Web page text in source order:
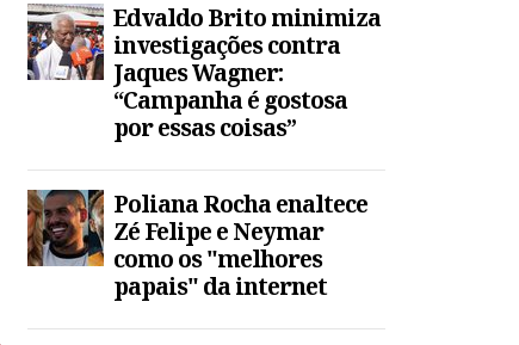
Edvaldo Brito minimiza
investigações contra
Jaques Wagner:
“Campanha é gostosa
por essas coisas”
Poliana Rocha enaltece
Zé Felipe e Neymar
como os "melhores
papais" da internet